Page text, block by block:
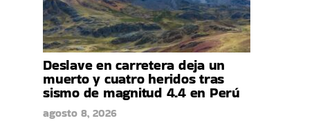
Deslave en carretera deja un
muerto y cuatro heridos tras
sismo de magnitud 4.4 en Perú
agosto 8, 2026